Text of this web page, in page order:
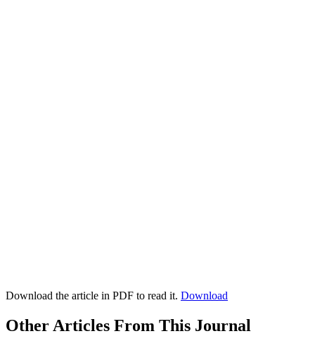
Download the article in PDF to read it. Download
Other Articles From This Journal